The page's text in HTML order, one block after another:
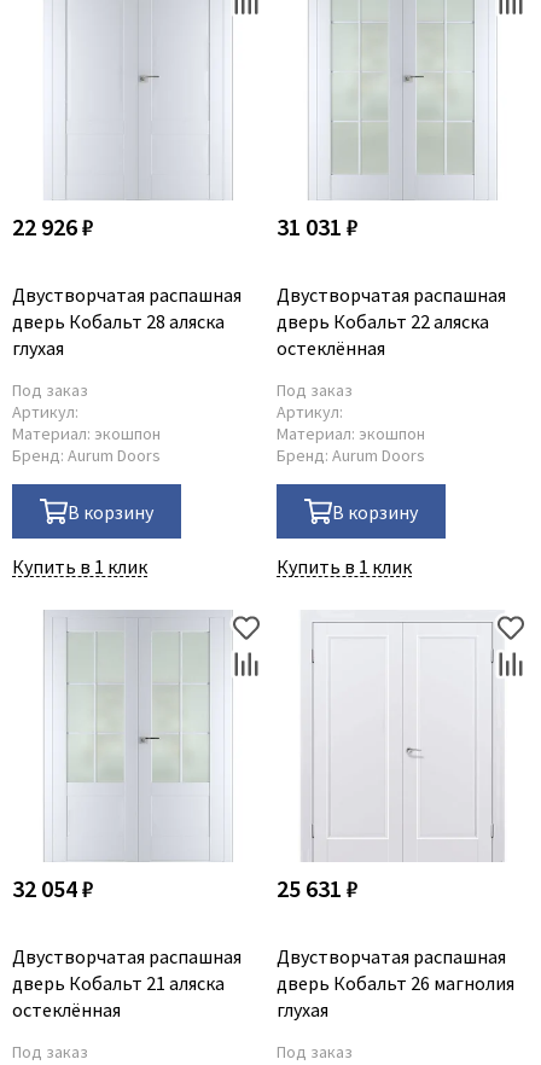
22 926 ₽
Двустворчатая распашная
дверь Кобальт 28 аляска
глухая
Под заказ
Артикул:
Материал: экошпон
Бренд: Aurum Doors
В корзину
Купить в 1 клик
31 031 ₽
Двустворчатая распашная
дверь Кобальт 22 аляска
остеклённая
Под заказ
Артикул:
Материал: экошпон
Бренд: Aurum Doors
В корзину
Купить в 1 клик
32 054 ₽
Двустворчатая распашная
дверь Кобальт 21 аляска
остеклённая
Под заказ
25 631 ₽
Двустворчатая распашная
дверь Кобальт 26 магнолия
глухая
Под заказ